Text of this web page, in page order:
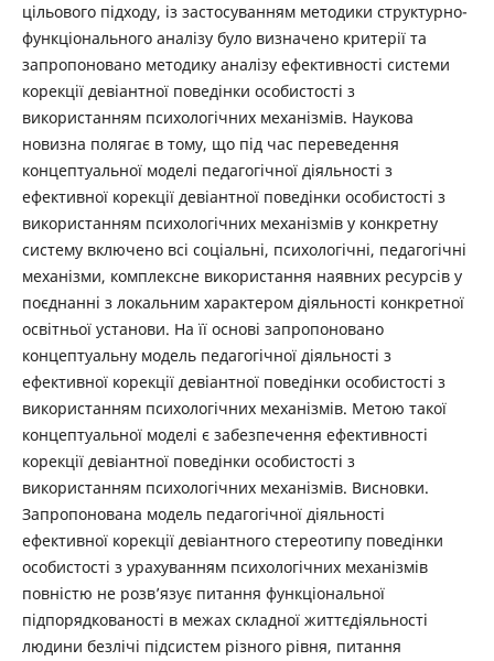
цільового підходу, із застосуванням методики структурно-
функціонального аналізу було визначено критерії та
запропоновано методику аналізу ефективності системи
корекції девіантної поведінки особистості з
використанням психологічних механізмів. Наукова
новизна полягає в тому, що під час переведення
концептуальної моделі педагогічної діяльності з
ефективної корекції девіантної поведінки особистості з
використанням психологічних механізмів у конкретну
систему включено всі соціальні, психологічні, педагогічні
механізми, комплексне використання наявних ресурсів у
поєднанні з локальним характером діяльності конкретної
освітньої установи. На її основі запропоновано
концептуальну модель педагогічної діяльності з
ефективної корекції девіантної поведінки особистості з
використанням психологічних механізмів. Метою такої
концептуальної моделі є забезпечення ефективності
корекції девіантної поведінки особистості з
використанням психологічних механізмів. Висновки.
Запропонована модель педагогічної діяльності
ефективної корекції девіантного стереотипу поведінки
особистості з урахуванням психологічних механізмів
повністю не розв’язує питання функціональної
підпорядкованості в межах складної життєдіяльності
людини безлічі підсистем різного рівня, питання